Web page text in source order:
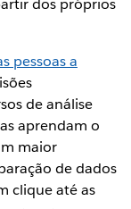
dos próprios
pessoas a
de análise
aprendam o
maior
de dados
clique até as